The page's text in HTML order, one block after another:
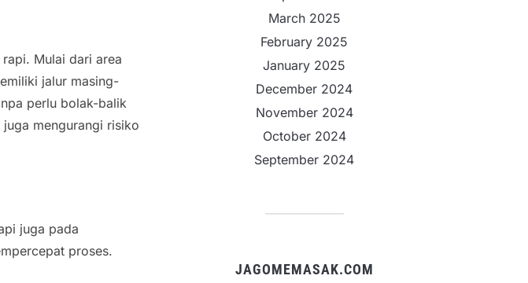
Mulai dari area
jalur masing-
perlu bolak-balik
mengurangi risiko
juga pada
proses.
March 2025
February 2025
January 2025
December 2024
November 2024
October 2024
September 2024
JAGOMEMASAK.COM